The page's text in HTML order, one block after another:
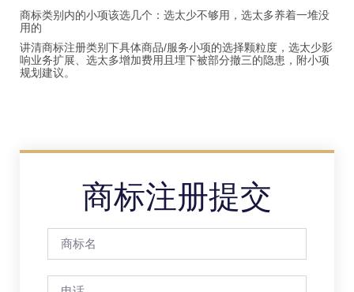
商标类别内的小项该选几个：选太少不够用，选太多养着一堆没
用的
讲清商标注册类别下具体商品/服务小项的选择颗粒度，选太少影
响业务扩展、选太多增加费用且埋下被部分撤三的隐患，附小项
规划建议。
商标注册提交